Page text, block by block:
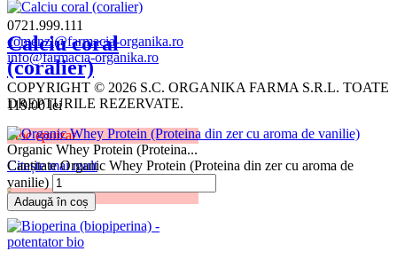
Calciu coral
(coralier)
119.00lei
Stoc epuizat
Citește mai mult
În stoc
0721.999.111
comenzi@farmacia-organika.ro
info@farmacia-organika.ro
COPYRIGHT © 2026 S.C. ORGANIKA FARMA S.R.L. TOATE
DREPTURILE REZERVATE.
Organic Whey Protein (Proteina...
Cantitate Organic Whey Protein (Proteina din zer cu aroma de
vanilie)
Adaugă în coș